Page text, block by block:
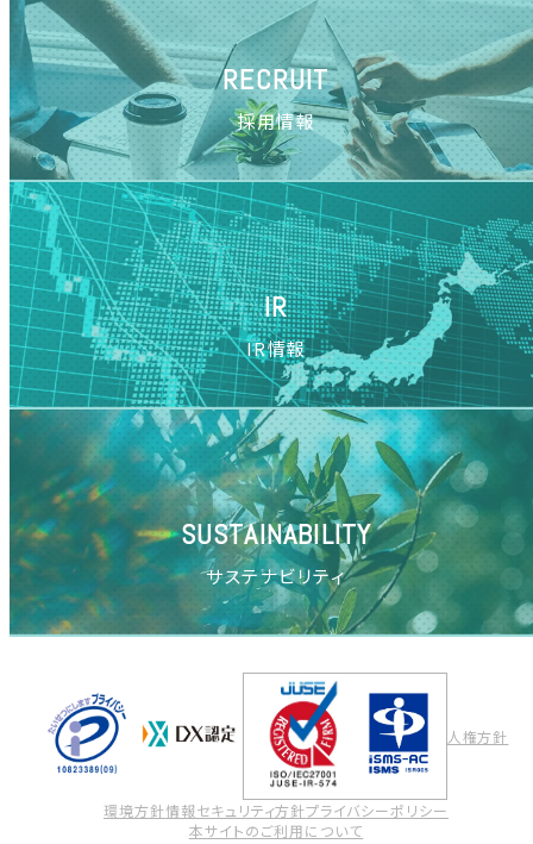
RECRUIT
採用情報
IR
IR情報
SUSTAINABILITY
サステナビリティ
人権方針
環境方針情報セキュリティ方針プライバシーポリシー
本サイトのご利用について